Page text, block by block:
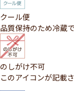
クール便
品質保持のため冷蔵
のしがけ不可
このアイコンが記載